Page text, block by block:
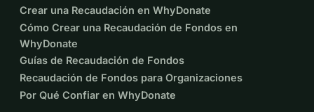
Crear una Recaudación en WhyDonate
Cómo Crear una Recaudación de Fondos en
WhyDonate
Guías de Recaudación de Fondos
Recaudación de Fondos para Organizaciones
Por Qué Confiar en WhyDonate